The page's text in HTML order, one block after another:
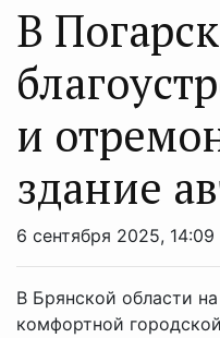
В
и
здание
6 сентября 2025, 14:09 |
В Брянской области
комфортной